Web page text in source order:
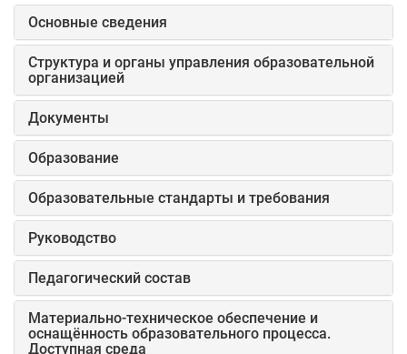
Основные сведения
Структура и органы управления образовательной
организацией
Документы
Образование
Образовательные стандарты и требования
Руководство
Педагогический состав
Материально-техническое обеспечение и
оснащённость образовательного процесса.
Доступная среда